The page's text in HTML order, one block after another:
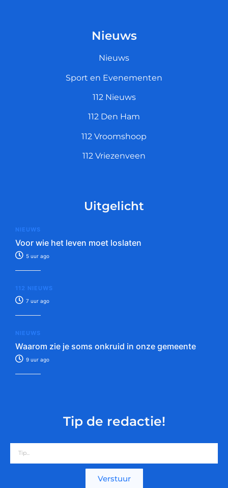
Nieuws
Nieuws
Sport en Evenementen
112 Nieuws
112 Den Ham
112 Vroomshoop
112 Vriezenveen
Uitgelicht
NIEUWS
Voor wie het leven moet loslaten
5 uur ago
112 NIEUWS
7 uur ago
NIEUWS
Waarom zie je soms onkruid in onze gemeente
9 uur ago
Tip de redactie!
Verstuur